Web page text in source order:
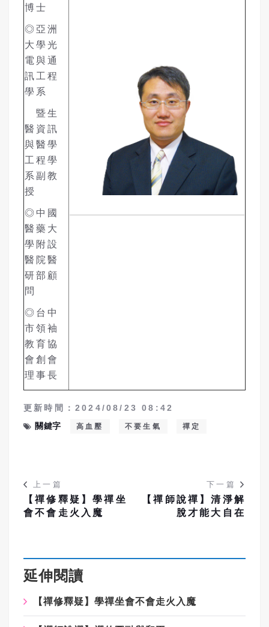
博士
◎亞洲
大學光
電與通
訊工程
學系
暨生
醫資訊
與醫學
工程學
系副教
授
◎中國
醫藥大
學附設
醫院醫
研部顧
問
◎台中
市領袖
教育協
會創會
理事長
更新時間：2024/08/23 08:42
關鍵字
高血壓 不要生氣 禪定
上一篇
【禪修釋疑】學禪坐
會不會走火入魔
下一篇
【禪師說禪】清淨解
脫才能大自在
延伸閱讀
【禪修釋疑】學禪坐會不會走火入魔